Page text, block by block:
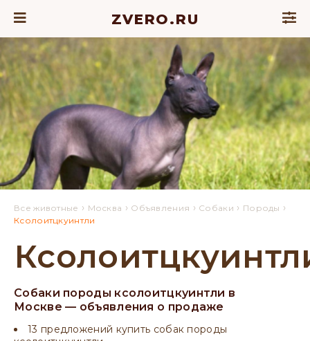
ZVERO.RU
Все животные › Москва › Объявления › Собаки › Породы ›
Ксолоитцкуинтли
Собаки породы ксолоитцкуинтли в
Москве — объявления о продаже
13 предложений купить собак породы